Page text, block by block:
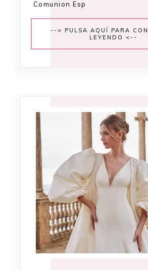
Comunion Esp
--> PULSA AQUÍ PARA
LEYENDO <--